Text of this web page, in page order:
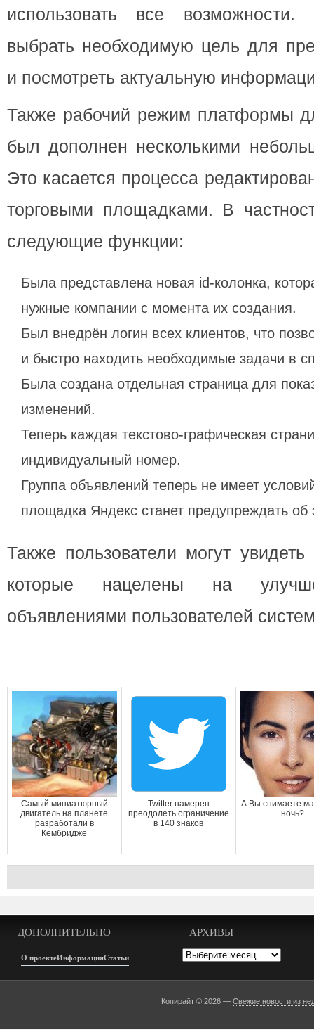
использовать все
выбрать необходимую цель для
и посмотреть актуальную
Также рабочий режим платформы
был дополнен несколькими
Это касается процесса
торговыми площадками. В
следующие функции:
Была представлена новая id-колонка,
нужные компании с момента их создания.
Был внедрён логин всех клиентов, что
и быстро находить необходимые задачи в
Была создана отдельная страница для
изменений.
Теперь каждая текстово-графическая
индивидуальный номер.
Группа объявлений теперь не имеет
площадка Яндекс станет предупреждать об
Также пользователи могут
которые нацелены на
объявлениями пользователей
Самый миниатюрный
двигатель на планете
разработали в
Кембридже
Twitter намерен
преодолеть ограничение
в 140 знаков
А Вы снимаете
ночь?
ДОПОЛНИТЕЛЬНО
О проектеИнформацияСтатьи
АРХИВЫ
Архивы
Копирайт © 2026 —Свежие новости из